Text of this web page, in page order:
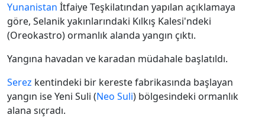
Yunanistan İtfaiye Teşkilatından yapılan açıklamaya
göre, Selanik yakınlarındaki Kılkış Kalesi'ndeki
(Oreokastro) ormanlık alanda yangın çıktı.
Yangına havadan ve karadan müdahale başlatıldı.
Serez kentindeki bir kereste fabrikasında başlayan
yangın ise Yeni Suli (Neo Suli) bölgesindeki ormanlık
alana sıçradı.